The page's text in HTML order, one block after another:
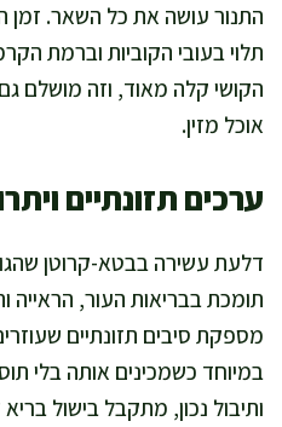
תלוי בעובי הקוביות וברמת
הקושי קלה מאוד, וזה מושלם
אוכל מזין.
ערכים תזונתיים
תומכת בבריאות העור, הראייה
מספקת סיבים תזונתיים
במיוחד כשמכינים אותה בלי
ותיבול נכון, מתקבל בישול